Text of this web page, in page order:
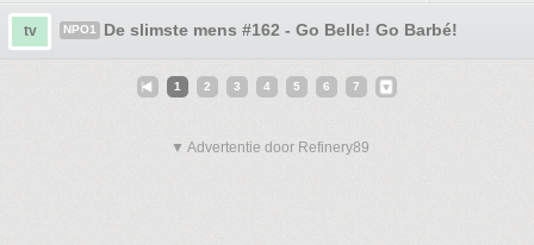
tv NPO1 De slimste mens #162 - Go Belle! Go Barbé!
1 2 3 4 5 6 7
▼ Advertentie door Refinery89